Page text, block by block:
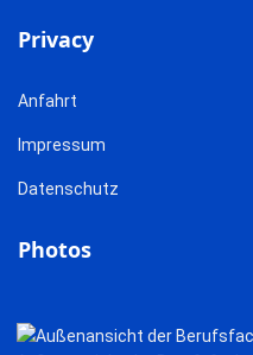
Privacy
Anfahrt
Impressum
Datenschutz
Photos